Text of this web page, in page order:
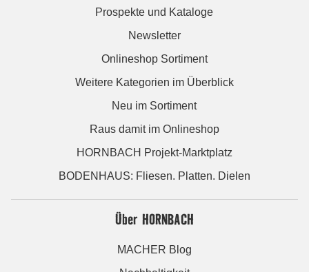
Prospekte und Kataloge
Newsletter
Onlineshop Sortiment
Weitere Kategorien im Überblick
Neu im Sortiment
Raus damit im Onlineshop
HORNBACH Projekt-Marktplatz
BODENHAUS: Fliesen. Platten. Dielen
Über HORNBACH
MACHER Blog